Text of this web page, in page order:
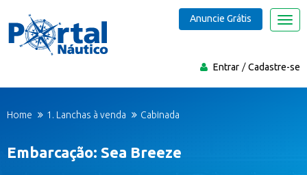
Entrar Cadastre-se
Anuncie Grátis
Home 1. Lanchas à venda Cabinada
Embarcação: Sea Breeze